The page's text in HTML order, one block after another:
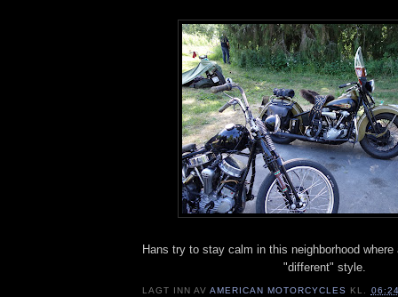
Hans try to stay calm in this neighborhood
"different" style.
LAGT INN AVAMERICAN MOTORCYCLES KL.